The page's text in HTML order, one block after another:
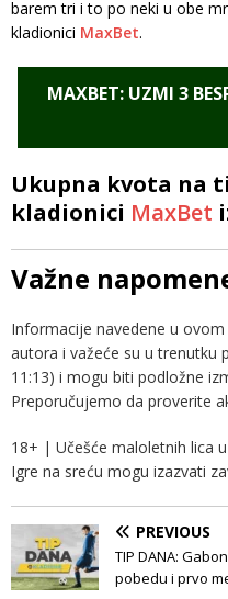
barem tri i to po neki u obe
kladionici MaxBet.
MAXBET: UZMI 3
Ukupna kvota na
kladionici MaxBet
Važne
Informacije navedene u
autora i važeće su u trenutku
11:13) i mogu biti podložne
Preporučujemo da proverite
18+ | Učešće maloletnih lica
Igre na sreću mogu izazvati
PREVIOUS
TIP DANA:
pobedu i prvo